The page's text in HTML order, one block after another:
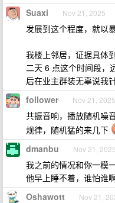
Suaxi Nov 21, 2025
发展到这个程度，就以
我楼上邻居，证据具体
二天 6 点这个时间段，
后在业主群装无辜说我
follower Nov 21, 2025
共振音响，播放随机噪
规律，随机猛的来几下
dmanbu Nov 21, 2025
我之前的情况和你一模
他早上睡不着，谁怕谁
Oshawott Nov 21,